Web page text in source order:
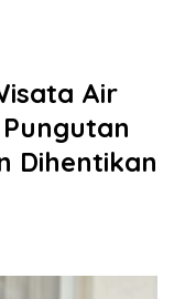
Air
Dihentikan